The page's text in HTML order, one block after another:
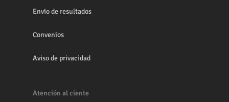
Envio de resultados
Convenios
Aviso de privacidad
Atención al ciente